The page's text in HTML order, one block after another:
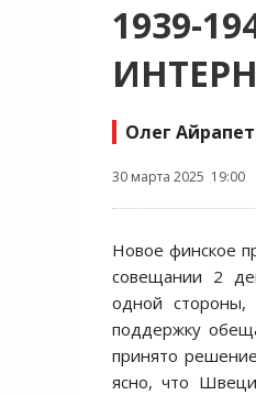
1939-
Олег
30 марта 2025 19:00
Новое финское
совещании 2
одной
поддержку
принято
ясно, что